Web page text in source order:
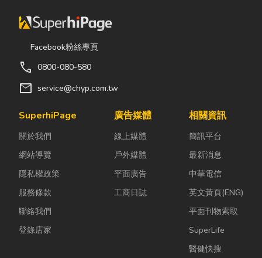
Facebook粉絲專頁
call 0800-080-580
mail service@chyp.com.tw
SuperhiPage
關於我們
網站導覽
隱私權政策
服務條款
聯絡我們
登錄店家
廣告媒體
線上媒體
戶外媒體
平面廣告
工商日誌
相關資訊
簡訊平台
最新消息
中華電信
英文黃頁(ENG)
平面刊物索取
SuperLife
醫健快搜